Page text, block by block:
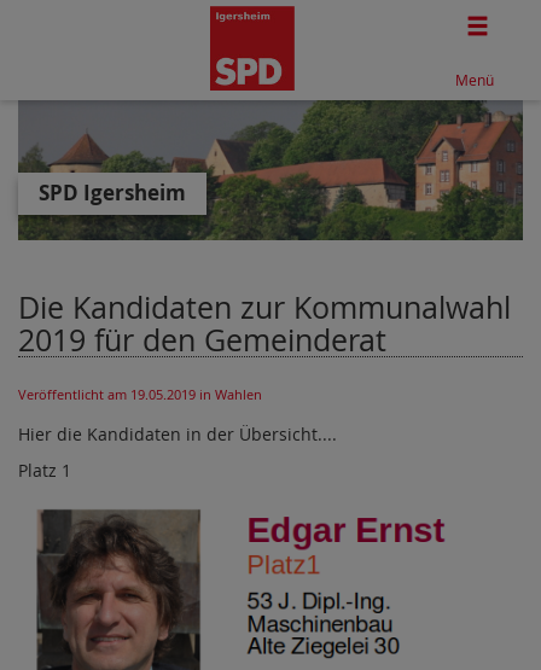
Menü
SPD Igersheim
Die Kandidaten zur Kommunalwahl
2019 für den Gemeinderat
Veröffentlicht am 19.05.2019 in Wahlen
Hier die Kandidaten in der Übersicht....
Platz 1